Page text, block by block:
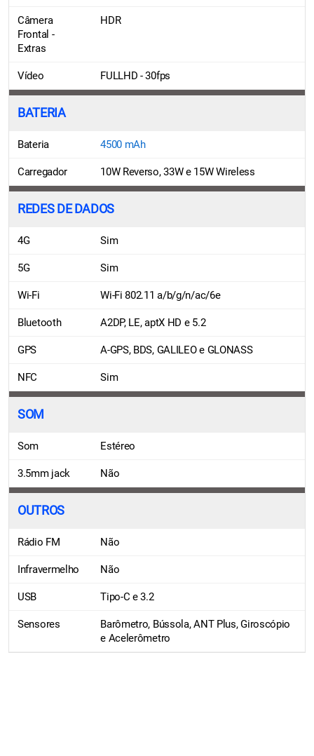
Câmera
Frontal -
Extras
HDR
Vídeo FULLHD - 30fps
BATERIA
Bateria 4500 mAh
Carregador 10W Reverso, 33W e 15W Wireless
REDES DE DADOS
4G Sim
5G Sim
Wi-Fi Wi-Fi 802.11 a/b/g/n/ac/6e
Bluetooth A2DP, LE, aptX HD e 5.2
GPS A-GPS, BDS, GALILEO e GLONASS
NFC Sim
SOM
Som Estéreo
3.5mm jack Não
OUTROS
Rádio FM Não
Infravermelho Não
USB Tipo-C e 3.2
Sensores
Barômetro, Bússola, ANT Plus, Giroscópio
e Acelerômetro